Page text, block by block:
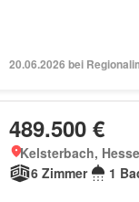
20.06.2026 bei
489.500 €
Kelsterbach,
6 Zimmer
1